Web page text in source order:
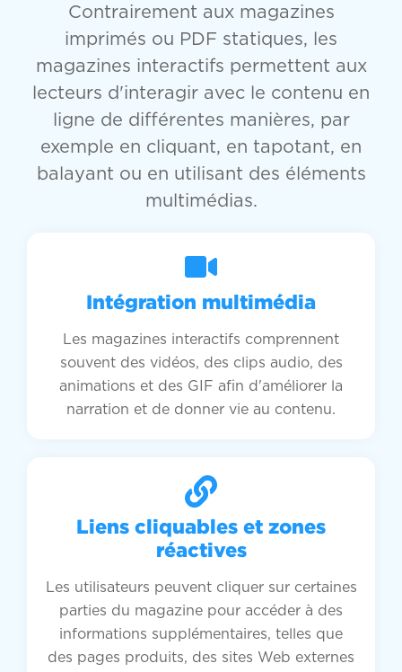
Contrairement aux magazines
imprimés ou PDF statiques, les
magazines interactifs permettent aux
lecteurs d'interagir avec le contenu en
ligne de différentes manières, par
exemple en cliquant, en tapotant, en
balayant ou en utilisant des éléments
multimédias.
Intégration multimédia
Les magazines interactifs comprennent
souvent des vidéos, des clips audio, des
animations et des GIF afin d'améliorer la
narration et de donner vie au contenu.
Liens cliquables et zones
réactives
Les utilisateurs peuvent cliquer sur certaines
parties du magazine pour accéder à des
informations supplémentaires, telles que
des pages produits, des sites Web externes